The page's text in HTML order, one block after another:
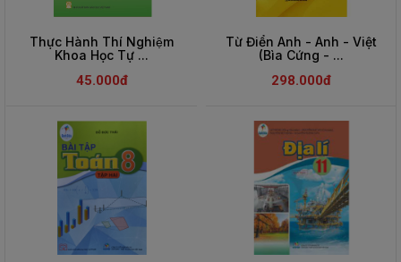
Thực Hành Thí Nghiệm
Khoa Học Tự ...
45.000đ
Từ Điển Anh - Anh - Việt
(Bìa Cứng - ...
298.000đ